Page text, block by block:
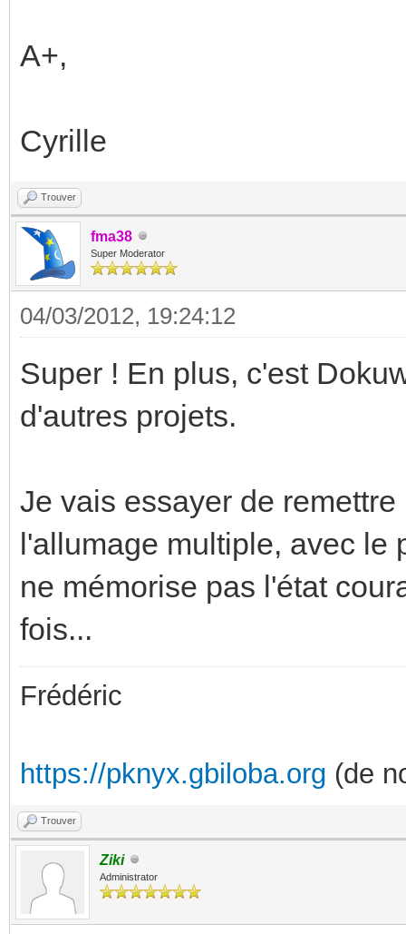
A+,
Cyrille
Trouver
fma38
Super Moderator
04/03/2012, 19:24:12
Super ! En plus, c'est
d'autres projets.
Je vais essayer de
l'allumage multiple, avec le
ne mémorise pas l'état
fois...
Frédéric
https://pknyx.gbiloba.org (de
Trouver
Ziki
Administrator